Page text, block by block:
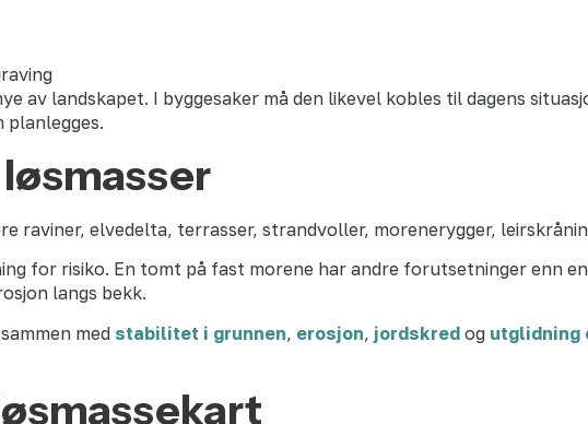
av landskapet. I byggesaker må den likevel kobles til dagens
planlegges.
raviner, elvedelta, terrasser, strandvoller, morenerygger,
for risiko. En tomt på fast morene har andre forutsetninger enn
langs bekk.
med stabilitet i grunnen, erosjon, jordskred og utglidning